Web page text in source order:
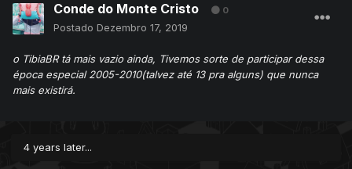
Conde do Monte Cristo 0
Postado Dezembro 17, 2019
o TibiaBR tá mais vazio ainda, Tivemos sorte de participar dessa
época especial 2005-2010(talvez até 13 pra alguns) que nunca
mais existirá.
4 years later...